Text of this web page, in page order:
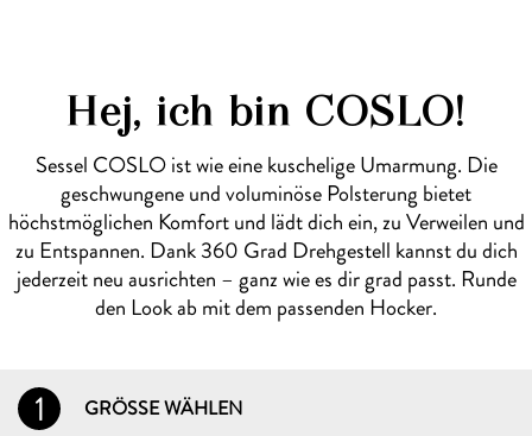
Hej, ich bin COSLO!
Sessel COSLO ist wie eine kuschelige Umarmung. Die
geschwungene und voluminöse Polsterung bietet
höchstmöglichen Komfort und lädt dich ein, zu Verweilen und
zu Entspannen. Dank 360 Grad Drehgestell kannst du dich
jederzeit neu ausrichten – ganz wie es dir grad passt. Runde
den Look ab mit dem passenden Hocker.
1 GRÖSSE WÄHLEN